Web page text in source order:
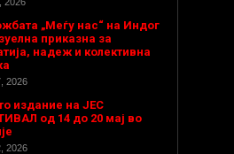
„Меѓу нас“ на Индог
приказна за
надеж и колективна
2026
издание на ЈЕС
од 14 до 20 мај во
2026